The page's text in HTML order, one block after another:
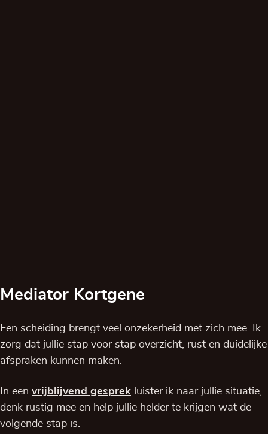
Mediator Kortgene
Een scheiding brengt veel onzekerheid met zich mee. Ik
zorg dat jullie stap voor stap overzicht, rust en duidelijke
afspraken kunnen maken.
In een vrijblijvend gesprek luister ik naar jullie situatie,
denk rustig mee en help jullie helder te krijgen wat de
volgende stap is.